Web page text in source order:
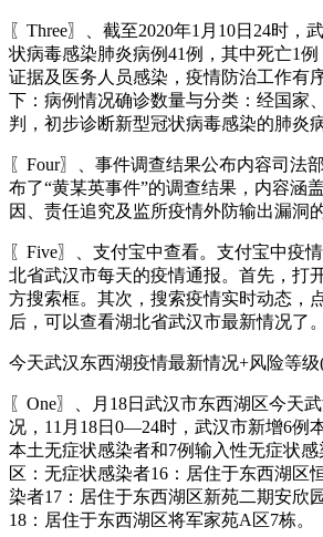
〖Three〗、截至2020年1月10日24时，
状病毒感染肺炎病例41例，其中死亡1
证据及医务人员感染，疫情防治工作有
下：病例情况确诊数量与分类：经国家
判，初步诊断新型冠状病毒感染的肺炎病
〖Four〗、事件调查结果公布内容司法
布了“黄某英事件”的调查结果，内容涵
因、责任追究及监所疫情外防输出漏洞
〖Five〗、支付宝中查看。支付宝中疫
北省武汉市每天的疫情通报。首先，打
方搜索框。其次，搜索疫情实时动态，
后，可以查看湖北省武汉市最新情况了。
今天武汉东西湖疫情最新情况+风险等级
〖One〗、月18日武汉市东西湖区今天
况，11月18日0—24时，武汉市新增6例
本土无症状感染者和7例输入性无症状
区：无症状感染者16：居住于东西湖区
染者17：居住于东西湖区新苑二期安欣
18：居住于东西湖区将军家苑A区7栋。